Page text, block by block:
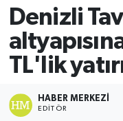
Denizli
TL'lik
HABER MERKEZI
EDITÖR
YAŞAM
Son Dakika
Haber Arşivi